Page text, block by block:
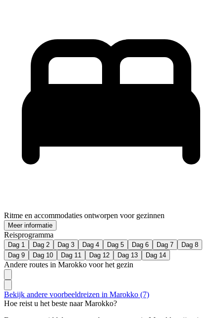
Ritme en accommodaties ontworpen voor gezinnen
Meer informatie
Reisprogramma
Dag 1 Dag 2 Dag 3 Dag 4 Dag 5 Dag 6 Dag 7
Dag 8
Dag 9
Dag 10 Dag 11 Dag 12 Dag 13 Dag 14
Andere routes in Marokko voor het gezin
Bekijk andere voorbeeldreizen in Marokko (7)
Hoe reist u het beste naar Marokko?